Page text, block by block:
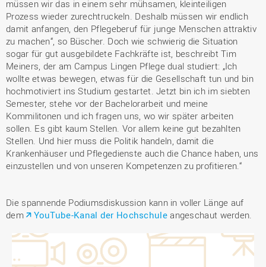
müssen wir das in einem sehr mühsamen, kleinteiligen
Prozess wieder zurechtruckeln. Deshalb müssen wir endlich
damit anfangen, den Pflegeberuf für junge Menschen attraktiv
zu machen“, so Büscher. Doch wie schwierig die Situation
sogar für gut ausgebildete Fachkräfte ist, beschreibt Tim
Meiners, der am Campus Lingen Pflege dual studiert: „Ich
wollte etwas bewegen, etwas für die Gesellschaft tun und bin
hochmotiviert ins Studium gestartet. Jetzt bin ich im siebten
Semester, stehe vor der Bachelorarbeit und meine
Kommilitonen und ich fragen uns, wo wir später arbeiten
sollen. Es gibt kaum Stellen. Vor allem keine gut bezahlten
Stellen. Und hier muss die Politik handeln, damit die
Krankenhäuser und Pflegedienste auch die Chance haben, uns
einzustellen und von unseren Kompetenzen zu profitieren.“
Die spannende Podiumsdiskussion kann in voller Länge auf
dem
YouTube-Kanal der Hochschuleangeschaut werden.